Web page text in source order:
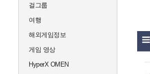
걸그룹
여행
해외게임정보
게임 영상
HyperX OMEN